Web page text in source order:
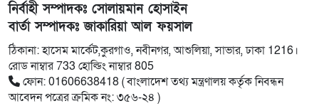
নির্বাহী সম্পাদকঃ সোলায়মান হোসাইন
বার্তা সম্পাদকঃ জাকারিয়া আল ফয়সাল
ঠিকানা: হাসেম মার্কেট,কুরগাও, নবীনগর, আশুলিয়া, সাভার, ঢাকা 1216।
রোড নাম্বার 733 হোল্ডিং নাম্বার 805
ফোন: 01606638418 ( বাংলাদেশ তথ্য মন্ত্রণালয় কর্তৃক নিবন্ধন
আবেদন পত্রের ক্রমিক নং: ৩৫৬-২৪ )